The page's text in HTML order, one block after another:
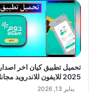
تحميل تطبيق كيان اخر اصدار
2025 للايفون للاندرويد مجانا
يناير 13, 2026